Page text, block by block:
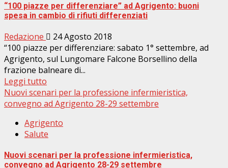
“100 piazze per differenziare” ad Agrigento: buoni
spesa in cambio di rifiuti differenziati
Redazione
24 Agosto 2018
“100 piazze per differenziare: sabato 1° settembre, ad
Agrigento, sul Lungomare Falcone Borsellino della
frazione balneare di...
Leggi tutto
Nuovi scenari per la professione infermieristica,
convegno ad Agrigento 28-29 settembre
Agrigento
Salute
Nuovi scenari per la professione infermieristica,
convegno ad Agrigento 28-29 settembre